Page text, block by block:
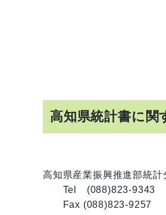
高知県統計書に関
高知県産業振興推進部統
Tel (088)823-9343
Fax (088)823-9257